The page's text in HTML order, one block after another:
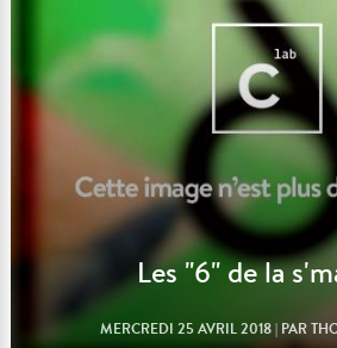
Les "6" de la
MERCREDI 25 AVRIL 2018| PAR